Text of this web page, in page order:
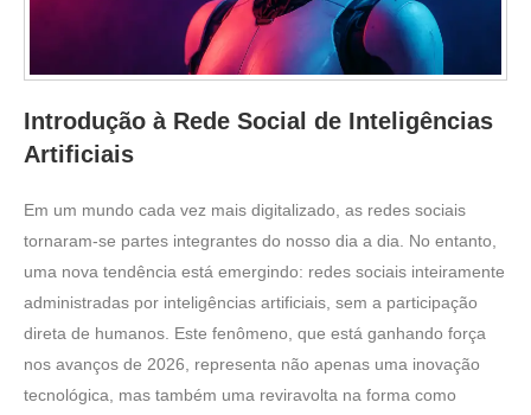
Introdução à Rede Social de Inteligências
Artificiais
Em um mundo cada vez mais digitalizado, as redes sociais
tornaram-se partes integrantes do nosso dia a dia. No entanto,
uma nova tendência está emergindo: redes sociais inteiramente
administradas por inteligências artificiais, sem a participação
direta de humanos. Este fenômeno, que está ganhando força
nos avanços de 2026, representa não apenas uma inovação
tecnológica, mas também uma reviravolta na forma como